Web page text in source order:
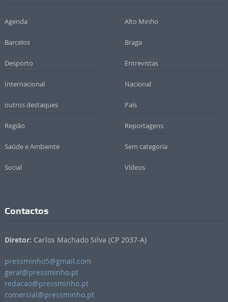
Agenda Alto Minho
Barcelos Braga
Desporto Entrevistas
Internacional Nacional
outros destaques País
Região Reportagens
Saúde e Ambiente Sem categoria
Social Vídeos
Contactos
Diretor: Carlos Machado Silva (CP 2037-A)
pressminho5@gmail.com
geral@pressminho.pt
redacao@pressminho.pt
comercial@pressminho.pt